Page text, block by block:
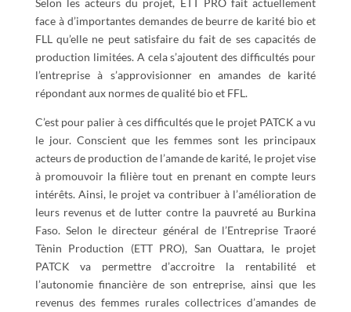
Selon les acteurs du projet, ETT PRO fait actuellement
face à d’importantes demandes de beurre de karité bio et
FLL qu’elle ne peut satisfaire du fait de ses capacités de
production limitées. A cela s’ajoutent des difficultés pour
l’entreprise à s’approvisionner en amandes de karité
répondant aux normes de qualité bio et FFL.
C’est pour palier à ces difficultés que le projet PATCK a vu
le jour. Conscient que les femmes sont les principaux
acteurs de production de l’amande de karité, le projet vise
à promouvoir la filière tout en prenant en compte leurs
intérêts. Ainsi, le projet va contribuer à l’amélioration de
leurs revenus et de lutter contre la pauvreté au Burkina
Faso. Selon le directeur général de l’Entreprise Traoré
Tènin Production (ETT PRO), San Ouattara, le projet
PATCK va permettre d’accroitre la rentabilité et
l’autonomie financière de son entreprise, ainsi que les
revenus des femmes rurales collectrices d’amandes de